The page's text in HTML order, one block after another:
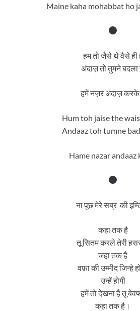
Maine kaha mohabbat ho
हम तो जैसे थे वैसे ही
अंदाज़ तो तुमने बदला
हमें नज़र अंदाज़
Hum toh jaise the
Andaaz toh tumne
Hame nazar andaaz
ना पूछ मेरे सब्र की
कहा तक है
तू सितम करले तेरी
जहा तक है
वफ़ा की उम्मीद जिन्हे
उन्हें होगी
हमें तो देखना है तू
कहा तक है।